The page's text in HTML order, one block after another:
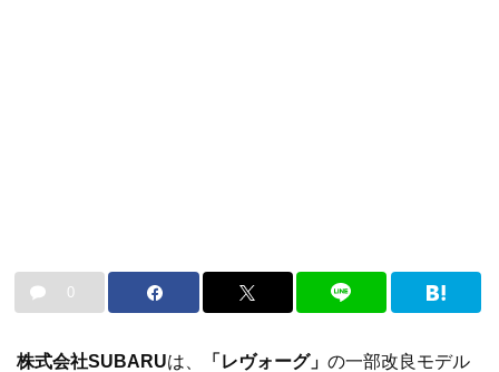
0
株式会社SUBARUは、 「レヴォーグ」 の一部改良モデル